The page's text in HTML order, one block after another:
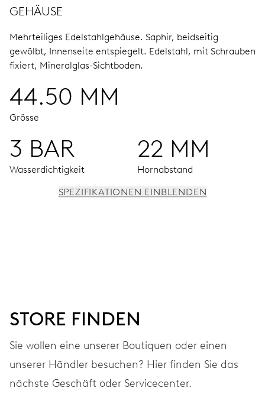
GEHÄUSE
Mehrteiliges Edelstahlgehäuse. Saphir, beidseitig
gewölbt, Innenseite entspiegelt. Edelstahl, mit Schrauben
fixiert, Mineralglas-Sichtboden.
44.50 MM
Grösse
3 BAR
Wasserdichtigkeit
22 MM
Hornabstand
Stopp
48 Std.
Gangreserve
SPEZIFIKATIONEN EINBLENDEN
STORE FINDEN
Sie wollen eine unserer Boutiquen oder einen
unserer Händler besuchen? Hier finden Sie das
nächste Geschäft oder Servicecenter.